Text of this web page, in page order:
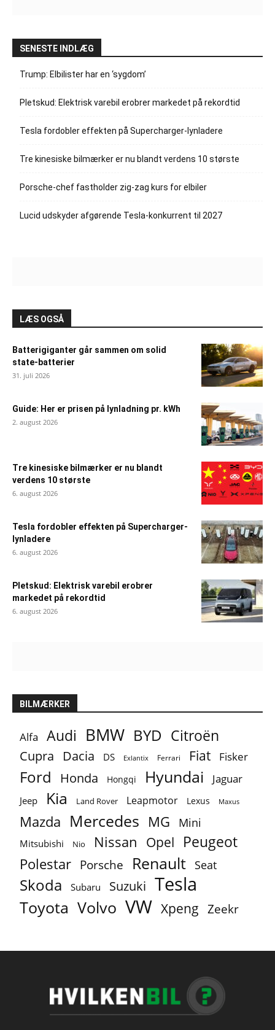
SENESTE INDLÆG
Trump: Elbilister har en ‘sygdom’
Pletskud: Elektrisk varebil erobrer markedet på rekordtid
Tesla fordobler effekten på Supercharger-lynladere
Tre kinesiske bilmærker er nu blandt verdens 10 største
Porsche-chef fastholder zig-zag kurs for elbiler
Lucid udskyder afgørende Tesla-konkurrent til 2027
LÆS OGSÅ
Batterigiganter går sammen om solid
state-batterier
31. juli 2026
Guide: Her er prisen på lynladning pr. kWh
2. august 2026
Tre kinesiske bilmærker er nu blandt
verdens 10 største
6. august 2026
Tesla fordobler effekten på Supercharger-
lynladere
6. august 2026
Pletskud: Elektrisk varebil erobrer
markedet på rekordtid
6. august 2026
BILMÆRKER
Alfa Audi BMW BYD Citroën
Cupra Dacia DS Exlantix Ferrari Fiat Fisker
Ford Honda Hongqi Hyundai Jaguar
Jeep Kia Land Rover Leapmotor Lexus Maxus
Mazda Mercedes MG Mini
Mitsubishi Nio Nissan Opel Peugeot
Polestar Porsche Renault Seat
Skoda Subaru Suzuki Tesla
Toyota Volvo VW Xpeng Zeekr